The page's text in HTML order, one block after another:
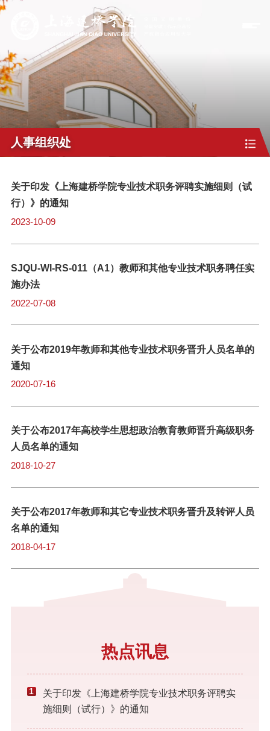
人事组织处
关于印发《上海建桥学院专业技术职务评聘实施细则（试
行）》的通知
2023-10-09
SJQU-WI-RS-011（A1）教师和其他专业技术职务聘任实
施办法
2022-07-08
关于公布2019年教师和其他专业技术职务晋升人员名单的
通知
2020-07-16
关于公布2017年高校学生思想政治教育教师晋升高级职务
人员名单的通知
2018-10-27
关于公布2017年教师和其它专业技术职务晋升及转评人员
名单的通知
2018-04-17
热点讯息
1
关于印发《上海建桥学院专业技术职务评聘实
施细则（试行）》的通知